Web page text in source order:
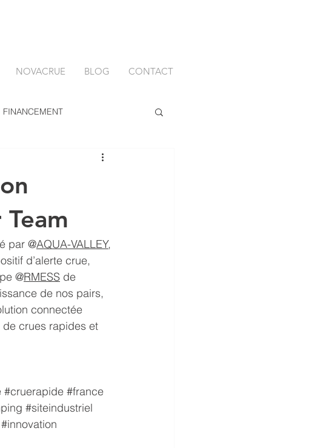
NOVACRUE BLOG CONTACT
FINANCEMENT
par @AQUA-VALLEY,
d’alerte crue,
@RMESS de
de nos pairs,
connectée
crues rapides et
#cruerapide #france
#siteindustriel
#innovation